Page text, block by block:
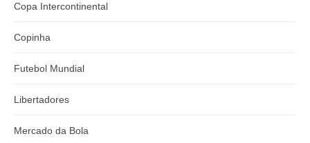
Copa Intercontinental
Copinha
Futebol Mundial
Libertadores
Mercado da Bola